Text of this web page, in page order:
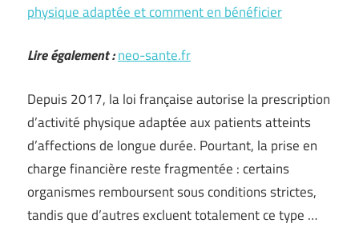
physique adaptée et comment en bénéficier
Lire également :neo-sante.fr
Depuis 2017, la loi française autorise la prescription
d’activité physique adaptée aux patients atteints
d’affections de longue durée. Pourtant, la prise en
charge financière reste fragmentée : certains
organismes remboursent sous conditions strictes,
tandis que d’autres excluent totalement ce type …